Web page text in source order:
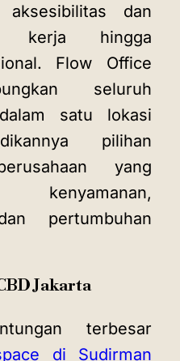
dan
kerja hingga
Flow Office
seluruh
satu lokasi
pilihan
yang
pertumbuhan
Jakarta
terbesar
di Sudirman